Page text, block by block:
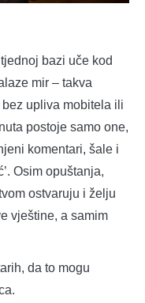
bazi uče kod
mir – takva
upliva mobitela ili
postoje samo one,
komentari, šale i
Osim opuštanja,
ostvaruju i želju
vještine, a samim
da to mogu